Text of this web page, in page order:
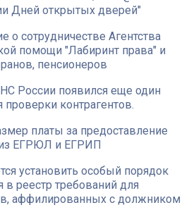
Дней открытых дверей"
о сотрудничестве Агентства
помощи "Лабиринт права" и
пенсионеров
России появился еще один
проверки контрагентов.
платы за предоставление
ЕГРЮЛ и ЕГРИП
установить особый порядок
в реестр требований для
аффилированных с должником